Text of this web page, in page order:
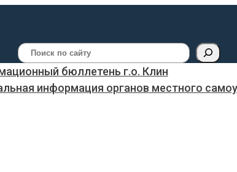
Поиск
бюллетень г.о. Клин
информация органов местного